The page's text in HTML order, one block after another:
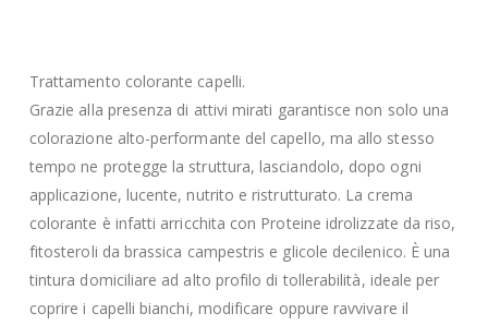
Trattamento colorante capelli.
Grazie alla presenza di attivi mirati garantisce non solo una
colorazione alto-performante del capello, ma allo stesso
tempo ne protegge la struttura, lasciandolo, dopo ogni
applicazione, lucente, nutrito e ristrutturato. La crema
colorante è infatti arricchita con Proteine idrolizzate da riso,
fitosteroli da brassica campestris e glicole decilenico. È una
tintura domiciliare ad alto profilo di tollerabilità, ideale per
coprire i capelli bianchi, modificare oppure ravvivare il